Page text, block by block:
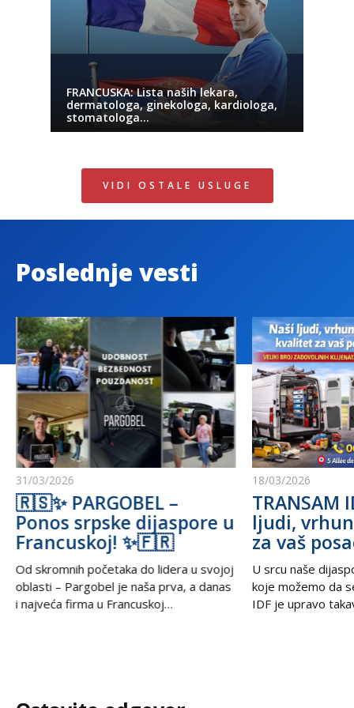
FRANCUSKA: Lista naših lekara,
dermatologa, ginekologa, kardiologa,
stomatologa…
VIDI OSTALE USLUGE
Poslednje vesti
31/03/2026
🇷🇸✨ PARGOBEL –
Ponos srpske dijaspore u
Francuskoj! ✨🇫🇷
Od skromnih početaka do lidera u svojoj
oblasti – Pargobel je naša prva, a danas
i najveća firma u Francuskoj
18/03/2026
TRANSAM
ljudi,
za vaš
U srcu naše
koje možemo da
IDF je upravo